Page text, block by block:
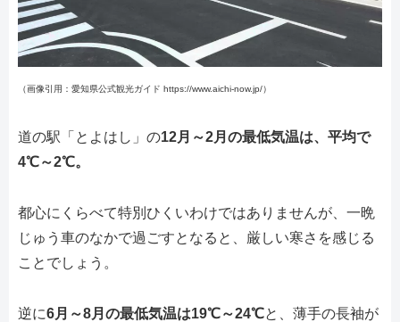
（画像引用：愛知県公式観光ガイド https://www.aichi-now.jp/）
道の駅「とよはし」の12月～2月の最低気温は、平均で
4℃～2℃。
都心にくらべて特別ひくいわけではありませんが、一晩
じゅう車のなかで過ごすとなると、厳しい寒さを感じる
ことでしょう。
逆に6月～8月の最低気温は19℃～24℃と、薄手の長袖が